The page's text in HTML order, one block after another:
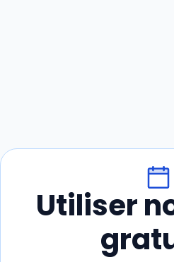
Utiliser